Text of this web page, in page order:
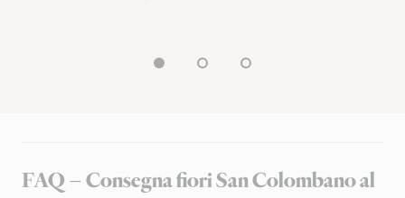
FAQ – Consegna fiori San Colombano al